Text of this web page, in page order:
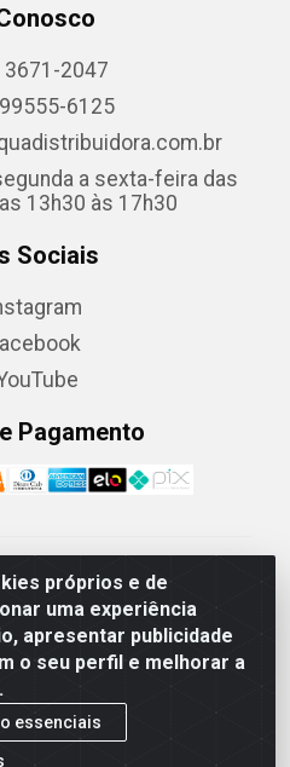
próprios e de
uma experiência
apresentar publicidade
o seu perfil e melhorar a
essenciais
3671-2047
6125
a sexta-feira das
13h30 às 17h30
Sociais
Pagamento
- Avenida Conego Luiz W
Residencial do Arroio Duro,
96.789-102 - CNPJ
0001-26